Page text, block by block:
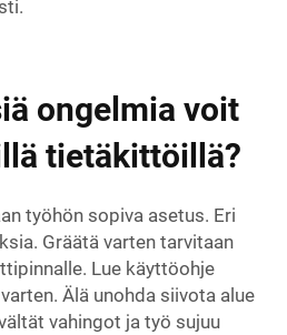
ongelmia voit
tietäkittöillä?
työhön sopiva asetus. Eri
Gräätä varten tarvitaan
Lue käyttöohje
Älä unohda siivota alue
vahingot ja työ sujuu